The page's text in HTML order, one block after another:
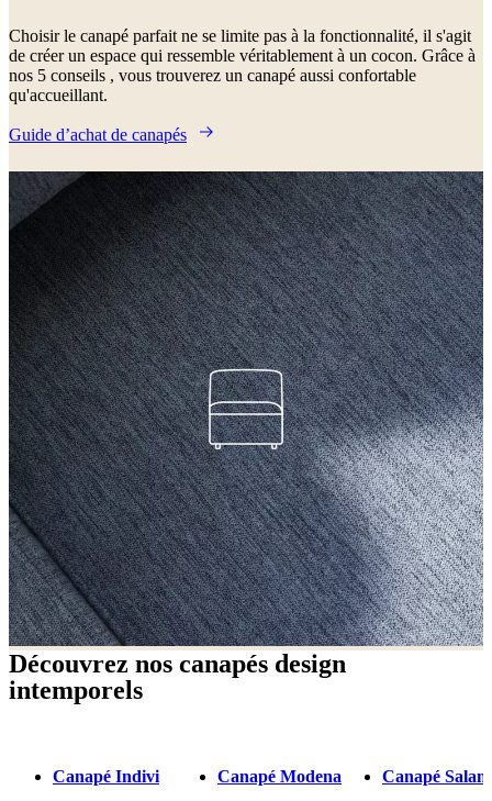
Choisir le canapé parfait ne se limite pas à la fonctionnalité, il s'agit
de créer un espace qui ressemble véritablement à un cocon. Grâce à
nos 5 conseils , vous trouverez un canapé aussi confortable
qu'accueillant.
Guide d’achat de canapés
Découvrez nos canapés design
intemporels
Canapé Indivi Canapé Modena Canapé